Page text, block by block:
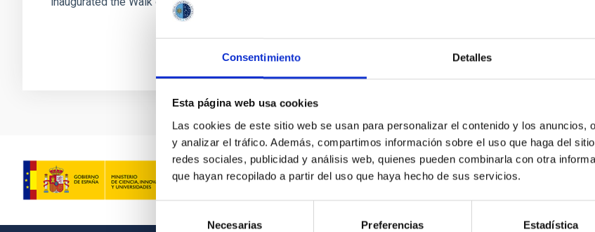
Consentimiento Detalles
Esta página web usa cookies
Las cookies de este sitio web se usan para personalizar el contenido y los anuncios,
y analizar el tráfico. Además, compartimos información sobre el uso que haga del
redes sociales, publicidad y análisis web, quienes pueden combinarla con otra
que hayan recopilado a partir del uso que haya hecho de sus servicios.
de
Necesarias Preferencias Estadística